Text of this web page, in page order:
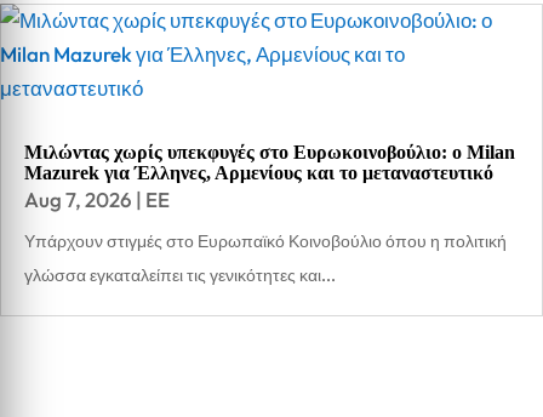
Μιλώντας χωρίς υπεκφυγές στο Ευρωκοινοβούλιο: ο Milan
Mazurek για Έλληνες, Αρμενίους και το μεταναστευτικό
Aug 7, 2026 | EE
Υπάρχουν στιγμές στο Ευρωπαϊκό Κοινοβούλιο όπου η πολιτική
γλώσσα εγκαταλείπει τις γενικότητες και...